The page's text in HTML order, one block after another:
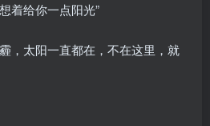
着给你一点阳光”
，太阳一直都在，不在这里，就